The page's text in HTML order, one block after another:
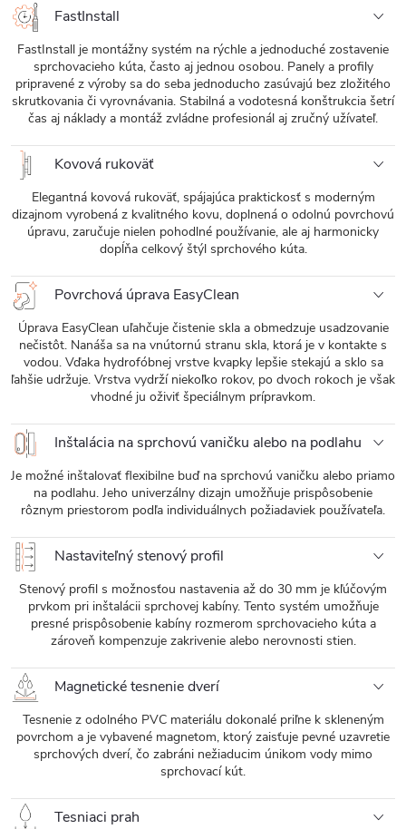
FastInstall
FastInstall je montážny systém na rýchle a jednoduché zostavenie
sprchovacieho kúta, často aj jednou osobou. Panely a profily
pripravené z výroby sa do seba jednoducho zasúvajú bez zložitého
skrutkovania či vyrovnávania. Stabilná a vodotesná konštrukcia šetrí
čas aj náklady a montáž zvládne profesionál aj zručný užívateľ.
Kovová rukoväť
Elegantná kovová rukoväť, spájajúca praktickosť s moderným
dizajnom vyrobená z kvalitného kovu, doplnená o odolnú povrchovú
úpravu, zaručuje nielen pohodlné používanie, ale aj harmonicky
dopĺňa celkový štýl sprchového kúta.
Povrchová úprava EasyClean
Úprava EasyClean uľahčuje čistenie skla a obmedzuje usadzovanie
nečistôt. Nanáša sa na vnútornú stranu skla, ktorá je v kontakte s
vodou. Vďaka hydrofóbnej vrstve kvapky lepšie stekajú a sklo sa
ľahšie udržuje. Vrstva vydrží niekoľko rokov, po dvoch rokoch je však
vhodné ju oživiť špeciálnym prípravkom.
Inštalácia na sprchovú vaničku alebo na podlahu
Je možné inštalovať flexibilne buď na sprchovú vaničku alebo priamo
na podlahu. Jeho univerzálny dizajn umožňuje prispôsobenie
rôznym priestorom podľa individuálnych požiadaviek používateľa.
Nastaviteľný stenový profil
Stenový profil s možnosťou nastavenia až do 30 mm je kľúčovým
prvkom pri inštalácii sprchovej kabíny. Tento systém umožňuje
presné prispôsobenie kabíny rozmerom sprchovacieho kúta a
zároveň kompenzuje zakrivenie alebo nerovnosti stien.
Magnetické tesnenie dverí
Tesnenie z odolného PVC materiálu dokonalé priľne k skleneným
povrchom a je vybavené magnetom, ktorý zaisťuje pevné uzavretie
sprchových dverí, čo zabráni nežiaducim únikom vody mimo
sprchovací kút.
Tesniaci prah